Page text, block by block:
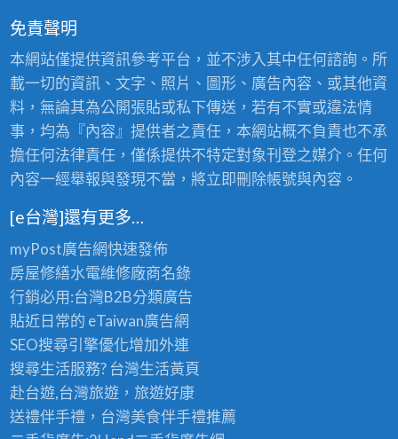
免責聲明
本網站僅提供資訊參考平台，並不涉入其中任何諮詢。所
載一切的資訊、文字、照片、圖形、廣告內容、或其他資
料，無論其為公開張貼或私下傳送，若有不實或違法情
事，均為『內容』提供者之責任，本網站概不負責也不承
擔任何法律責任，僅係提供不特定對象刊登之媒介。任何
內容一經舉報與發現不當，將立即刪除帳號與內容。
[e台灣]還有更多…
myPost廣告網快速發佈
房屋修繕水電維修廠商名錄
行銷必用:台灣B2B分類廣告
貼近日常的 eTaiwan廣告網
SEO搜尋引擎優化增加外連
搜尋生活服務? 台灣生活黃頁
赴台遊,台灣旅遊，旅遊好康
送禮伴手禮，台灣美食伴手禮推薦